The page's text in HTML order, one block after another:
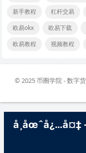
新手教程
杠杆交易
欧易okx
欧易下载
欧易教程
视频教程
© 2025币圈学院 - 数字